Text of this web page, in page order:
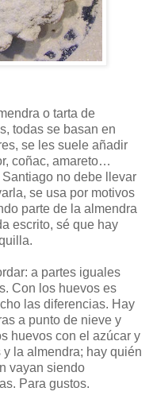
o tarta de
todas se basan en
se les suele añadir
coñac, amareto…
no debe llevar
se usa por motivos
parte de la almendra
escrito, sé que hay
a partes iguales
Con los huevos es
las diferencias. Hay
a punto de nieve y
huevos con el azúcar y
la almendra; hay quién
vayan siendo
Para gustos.